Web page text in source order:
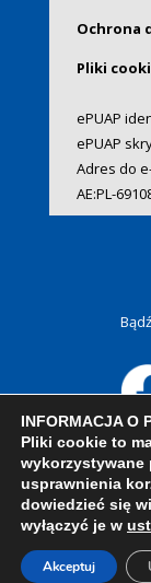
Ochrona
Pliki
ePUAP
ePUAP
Adres do
AE:PL-
INFORMACJA O
Pliki cookie to
wykorzystywane
usprawnienia
dowiedzieć się
wyłączyć je w
Akceptuj